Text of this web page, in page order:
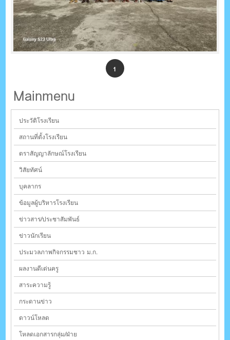
1
Mainmenu
ประวัติโรงเรียน
สถานที่ตั้งโรงเรียน
ตราสัญญาลักษณ์โรงเรียน
วิสัยทัศน์
บุคลากร
ข้อมูลผู้บริหารโรงเรียน
ข่าวสาร/ประชาสัมพันธ์
ข่าวนักเรียน
ประมวลภาพกิจกรรมชาว ม.ก.
ผลงานดีเด่นครู
สาระความรู้
กระดานข่าว
ดาวน์โหลด
โหลดเอกสารกลุ่ม/ฝ่าย